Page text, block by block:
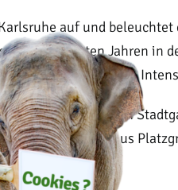
auf und
den nächsten Jahren in
2022 bei weitem in
im Zoologischen
ist aus
erbeten.